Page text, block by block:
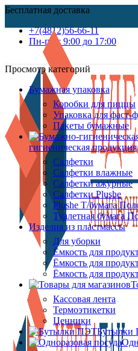
Бесплатная доставка
+7(4812)56-66-11
Пн-пт c 9:00 до 17:00
Просмотр категорий
Бумажная упаковка
Коробки для пиццы
Упаковка для фаст-
Пакеты бумажные
гигиеническая продукция
Салфетки
Салфетки влажные
Салфетки ажурные
Салфетки Plushe
Plushe Т/бумага
Туалетная бумага
Изделия из пластмассы
Для уборки
Ёмкость для
Ёмкость для
Ёмкость для
Кассовая лента
Термоэтикетки
Ценники
Бутылки